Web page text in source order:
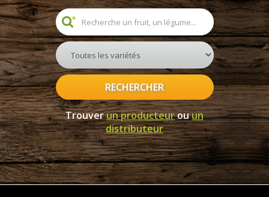
RECHERCHER
Trouverun producteurouun
distributeur